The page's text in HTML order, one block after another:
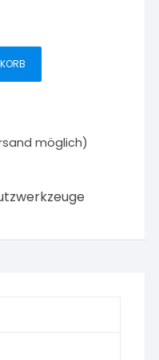
möglich)